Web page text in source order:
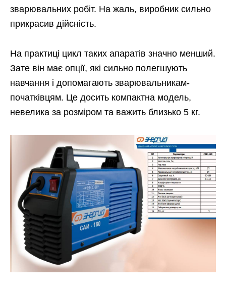
зварювальних робіт. На жаль, виробник сильно
прикрасив дійсність.
На практиці цикл таких апаратів значно менший.
Зате він має опції, які сильно полегшують
навчання і допомагають зварювальникам-
початківцям. Це досить компактна модель,
невелика за розміром та важить близько 5 кг.